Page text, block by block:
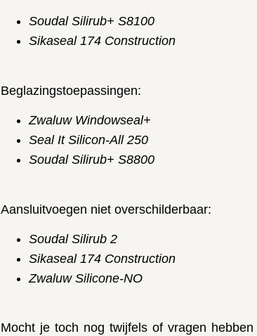
Soudal Silirub+ S8100
Sikaseal 174 Construction
Beglazingstoepassingen:
Zwaluw Windowseal+
Seal It Silicon-All 250
Soudal Silirub+ S8800
Aansluitvoegen niet overschilderbaar:
Soudal Silirub 2
Sikaseal 174 Construction
Zwaluw Silicone-NO
Mocht je toch nog twijfels of vragen